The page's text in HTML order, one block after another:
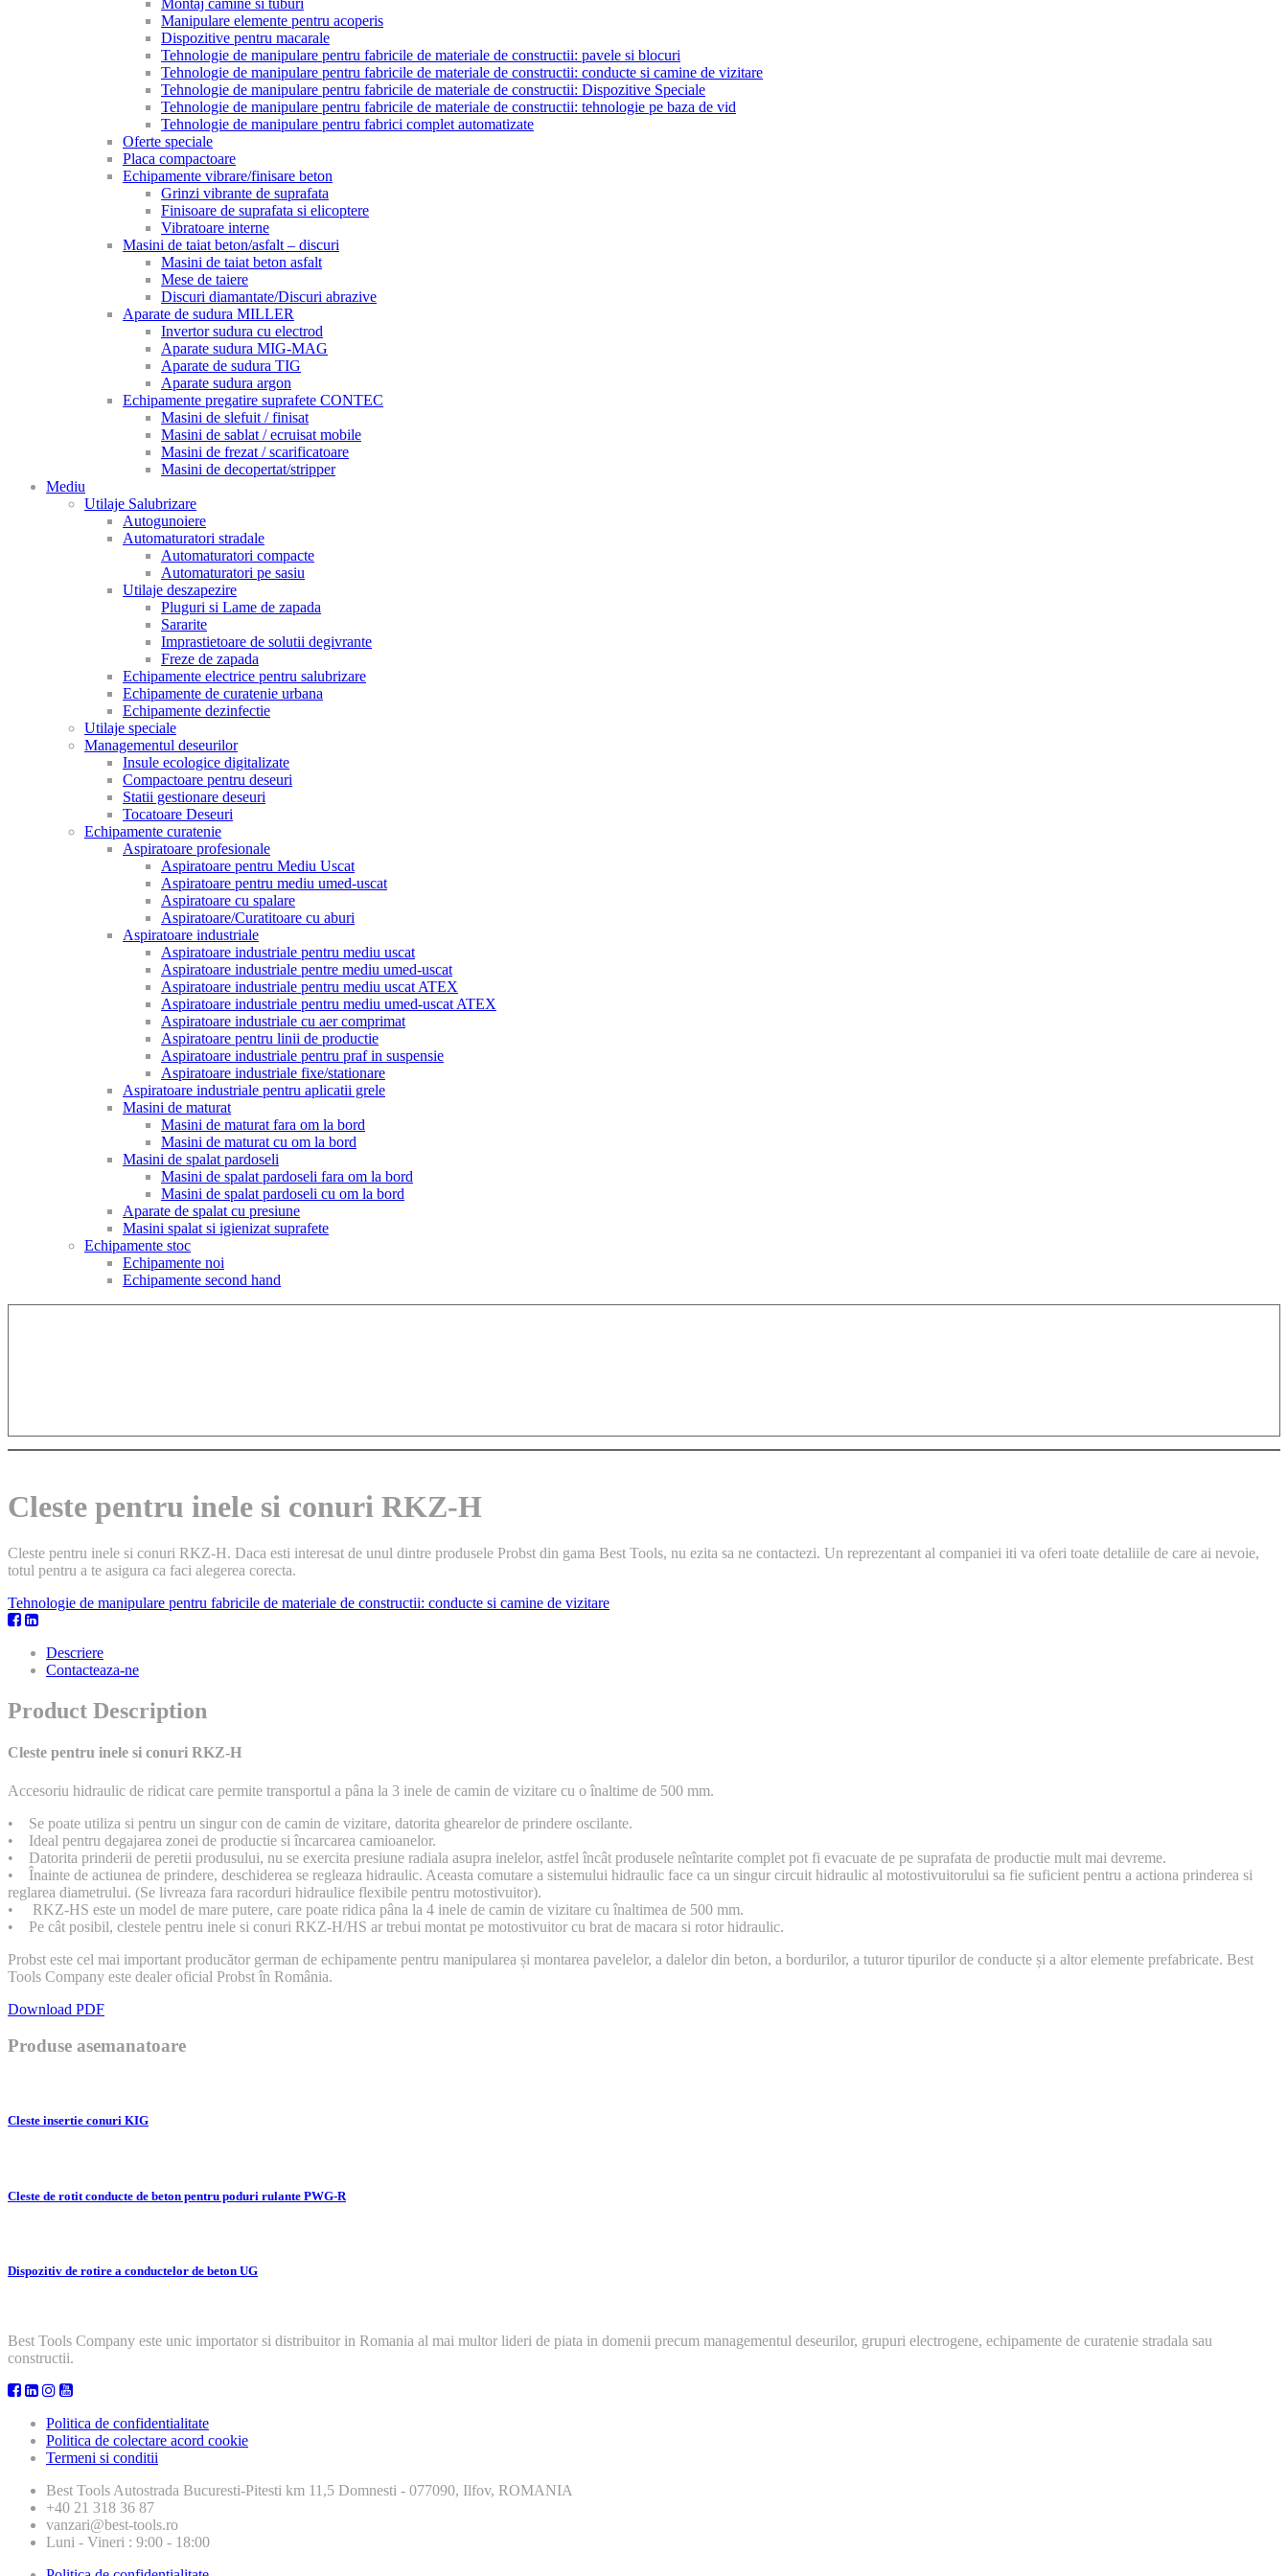
Montaj camine si tuburi
Manipulare elemente pentru acoperis
Dispozitive pentru macarale
Tehnologie de manipulare pentru fabricile de materiale de constructii: pavele si blocuri
Tehnologie de manipulare pentru fabricile de materiale de constructii: conducte si camine de vizitare
Tehnologie de manipulare pentru fabricile de materiale de constructii: Dispozitive Speciale
Tehnologie de manipulare pentru fabricile de materiale de constructii: tehnologie pe baza de vid
Tehnologie de manipulare pentru fabrici complet automatizate
Oferte speciale
Placa compactoare
Echipamente vibrare/finisare beton
Grinzi vibrante de suprafata
Finisoare de suprafata si elicoptere
Vibratoare interne
Masini de taiat beton/asfalt – discuri
Masini de taiat beton asfalt
Mese de taiere
Discuri diamantate/Discuri abrazive
Aparate de sudura MILLER
Invertor sudura cu electrod
Aparate sudura MIG-MAG
Aparate de sudura TIG
Aparate sudura argon
Echipamente pregatire suprafete CONTEC
Masini de slefuit / finisat
Masini de sablat / ecruisat mobile
Masini de frezat / scarificatoare
Masini de decopertat/stripper
Mediu
Utilaje Salubrizare
Autogunoiere
Automaturatori stradale
Automaturatori compacte
Automaturatori pe sasiu
Utilaje deszapezire
Pluguri si Lame de zapada
Sararite
Imprastietoare de solutii degivrante
Freze de zapada
Echipamente electrice pentru salubrizare
Echipamente de curatenie urbana
Echipamente dezinfectie
Utilaje speciale
Managementul deseurilor
Insule ecologice digitalizate
Compactoare pentru deseuri
Statii gestionare deseuri
Tocatoare Deseuri
Echipamente curatenie
Aspiratoare profesionale
Aspiratoare pentru Mediu Uscat
Aspiratoare pentru mediu umed-uscat
Aspiratoare cu spalare
Aspiratoare/Curatitoare cu aburi
Aspiratoare industriale
Aspiratoare industriale pentru mediu uscat
Aspiratoare industriale pentre mediu umed-uscat
Aspiratoare industriale pentru mediu uscat ATEX
Aspiratoare industriale pentru mediu umed-uscat ATEX
Aspiratoare industriale cu aer comprimat
Aspiratoare pentru linii de productie
Aspiratoare industriale pentru praf in suspensie
Aspiratoare industriale fixe/stationare
Aspiratoare industriale pentru aplicatii grele
Masini de maturat
Masini de maturat fara om la bord
Masini de maturat cu om la bord
Masini de spalat pardoseli
Masini de spalat pardoseli fara om la bord
Masini de spalat pardoseli cu om la bord
Aparate de spalat cu presiune
Masini spalat si igienizat suprafete
Echipamente stoc
Echipamente noi
Echipamente second hand
Cleste pentru inele si conuri RKZ-H
Cleste pentru inele si conuri RKZ-H. Daca esti interesat de unul dintre produsele Probst din gama Best Tools, nu ezita sa ne contactezi. Un reprezentant al companiei iti va oferi toate detaliile de care ai nevoie,
totul pentru a te asigura ca faci alegerea corecta.
Tehnologie de manipulare pentru fabricile de materiale de constructii: conducte si camine de vizitare
Descriere
Contacteaza-ne
Product Description
Cleste pentru inele si conuri RKZ-H
Accesoriu hidraulic de ridicat care permite transportul a pâna la 3 inele de camin de vizitare cu o înaltime de 500 mm.
• Se poate utiliza si pentru un singur con de camin de vizitare, datorita ghearelor de prindere oscilante.
• Ideal pentru degajarea zonei de productie si încarcarea camioanelor.
• Datorita prinderii de peretii produsului, nu se exercita presiune radiala asupra inelelor, astfel încât produsele neîntarite complet pot fi evacuate de pe suprafata de productie mult mai devreme.
• Înainte de actiunea de prindere, deschiderea se regleaza hidraulic. Aceasta comutare a sistemului hidraulic face ca un singur circuit hidraulic al motostivuitorului sa fie suficient pentru a actiona prinderea si
reglarea diametrului. (Se livreaza fara racorduri hidraulice flexibile pentru motostivuitor).
• RKZ-HS este un model de mare putere, care poate ridica pâna la 4 inele de camin de vizitare cu înaltimea de 500 mm.
• Pe cât posibil, clestele pentru inele si conuri RKZ-H/HS ar trebui montat pe motostivuitor cu brat de macara si rotor hidraulic.
Probst este cel mai important producător german de echipamente pentru manipularea și montarea pavelelor, a dalelor din beton, a bordurilor, a tuturor tipurilor de conducte și a altor elemente prefabricate. Best
Tools Company este dealer oficial Probst în România.
Download PDF
Produse asemanatoare
Cleste insertie conuri KIG
Cleste de rotit conducte de beton pentru poduri rulante PWG-R
Dispozitiv de rotire a conductelor de beton UG
Best Tools Company este unic importator si distribuitor in Romania al mai multor lideri de piata in domenii precum managementul deseurilor, grupuri electrogene, echipamente de curatenie stradala sau
constructii.
Politica de confidentialitate
Politica de colectare acord cookie
Termeni si conditii
Best Tools Autostrada Bucuresti-Pitesti km 11,5 Domnesti - 077090, Ilfov, ROMANIA
+40 21 318 36 87
vanzari@best-tools.ro
Luni - Vineri : 9:00 - 18:00